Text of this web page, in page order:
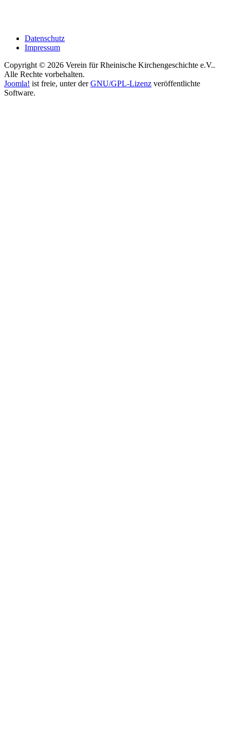
Datenschutz
Impressum
Copyright © 2026 Verein für Rheinische Kirchengeschichte e.V..
Alle Rechte vorbehalten.
Joomla! ist freie, unter derGNU/GPL-Lizenz veröffentlichte
Software.